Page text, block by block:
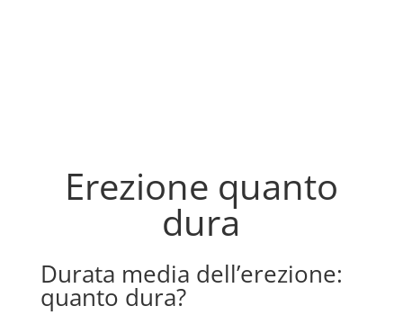
Erezione quanto
dura
Durata media dell’erezione:
quanto dura?